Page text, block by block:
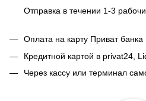
Отправка в течении 1-3
Оплата на карту Приват банка
Кредитной картой в privat24,
Через кассу или терминал